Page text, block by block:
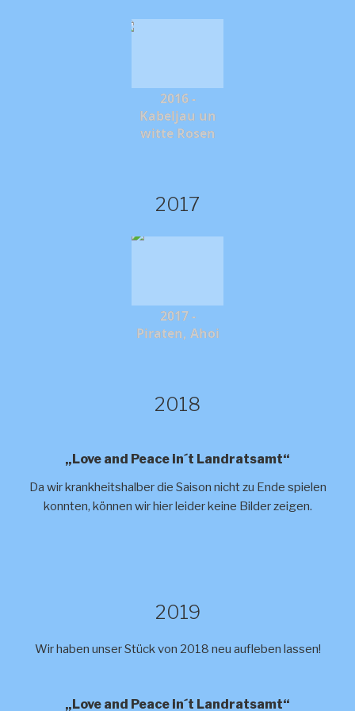
2016 -
Kabeljau un
witte Rosen
2017
2017 -
Piraten, Ahoi
2018
„Love and Peace in´t Landratsamt“
Da wir krankheitshalber die Saison nicht zu Ende spielen
konnten, können wir hier leider keine Bilder zeigen.
2019
Wir haben unser Stück von 2018 neu aufleben lassen!
„Love and Peace in´t Landratsamt“